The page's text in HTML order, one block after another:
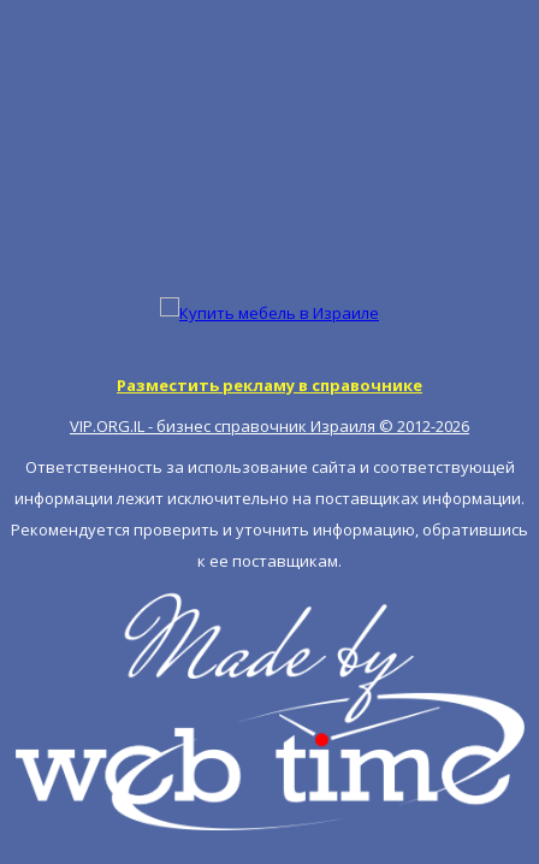
Разместить рекламу в справочнике
VIP.ORG.IL - бизнес справочник Израиля © 2012-2026
Ответственность за использование сайта и соответствующей
информации лежит исключительно на поставщиках информации.
Рекомендуется проверить и уточнить информацию, обратившись
к ее поставщикам.